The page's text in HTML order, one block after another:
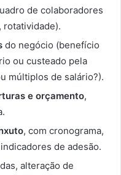
de colaboradores
rotatividade).
do negócio (benefício
ou custeado pela
múltiplos de salário?).
e orçamento,
, com cronograma,
de adesão.
alteração de